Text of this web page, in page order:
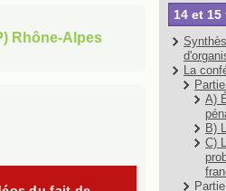
Rhône-Alpes
14 et 15
La
A)
B)
C)